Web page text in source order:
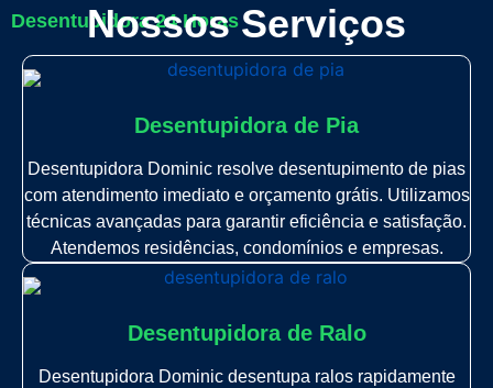
Desentupidora 24 Horas
Nossos Serviços
Desentupidora de Pia
Desentupidora Dominic resolve desentupimento de pias
com atendimento imediato e orçamento grátis. Utilizamos
técnicas avançadas para garantir eficiência e satisfação.
Atendemos residências, condomínios e empresas.
Desentupidora de Ralo
Desentupidora Dominic desentupa ralos rapidamente